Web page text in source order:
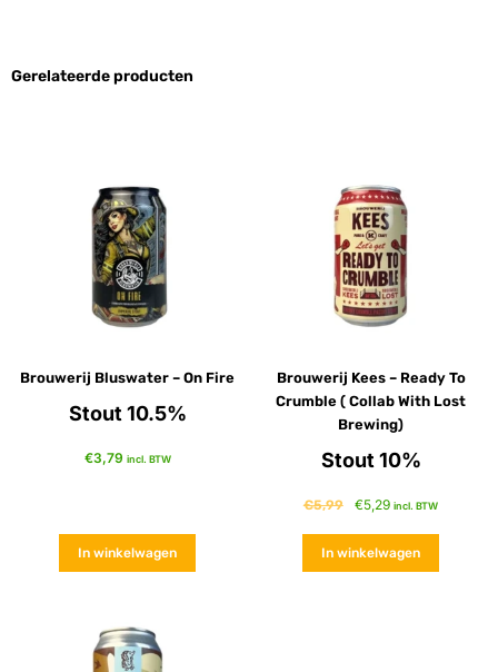
Gerelateerde producten
Brouwerij Bluswater – On Fire
Stout 10.5%
€3,79 incl. BTW
In winkelwagen
Brouwerij Kees – Ready To
Crumble ( Collab With Lost
Brewing)
Stout 10%
€5,99 €5,29 incl. BTW
In winkelwagen